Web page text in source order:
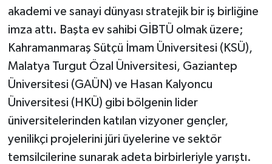
akademi ve sanayi dünyası stratejik bir iş birliğine
imza attı. Başta ev sahibi GİBTÜ olmak üzere;
Kahramanmaraş Sütçü İmam Üniversitesi (KSÜ),
Malatya Turgut Özal Üniversitesi, Gaziantep
Üniversitesi (GAÜN) ve Hasan Kalyoncu
Üniversitesi (HKÜ) gibi bölgenin lider
üniversitelerinden katılan vizyoner gençler,
yenilikçi projelerini jüri üyelerine ve sektör
temsilcilerine sunarak adeta birbirleriyle yarıştı.